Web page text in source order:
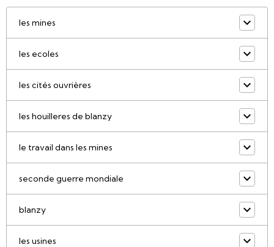
les mines
les ecoles
les cités ouvrières
les houilleres de blanzy
le travail dans les mines
seconde guerre mondiale
blanzy
les usines